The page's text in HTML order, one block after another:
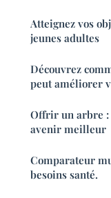
Atteignez vos
jeunes adultes
Découvrez
peut améliorer
Offrir un arbre :
avenir meilleur
Comparateur
besoins santé.